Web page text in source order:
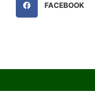
FACEBOOK